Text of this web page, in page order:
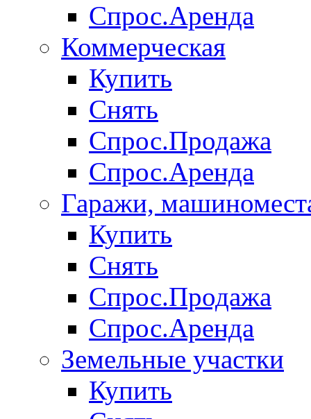
Спрос.Аренда
Коммерческая
Купить
Снять
Спрос.Продажа
Спрос.Аренда
Гаражи,
Купить
Снять
Спрос.Продажа
Спрос.Аренда
Земельные участки
Купить